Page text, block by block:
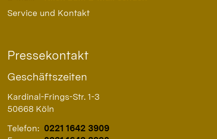
Service und Kontakt
Pressekontakt
Geschäftszeiten
Kardinal-Frings-Str. 1-3
50668 Köln
Telefon: 0221 1642 3909